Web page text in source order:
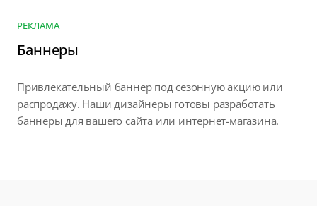
РЕКЛАМА
Баннеры
Привлекательный баннер под сезонную акцию или
распродажу. Наши дизайнеры готовы разработать
баннеры для вашего сайта или интернет-магазина.